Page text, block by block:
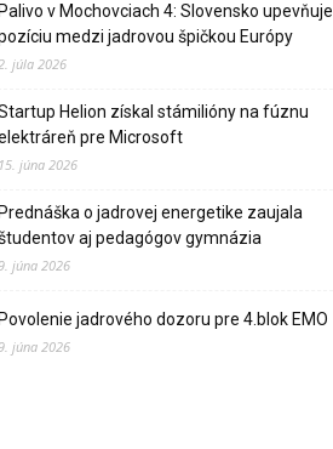
v Mochovciach 4: Slovensko upevňuje
medzi jadrovou špičkou Európy
júla 2026
Helion získal stámilióny na fúznu
pre Microsoft
júna 2026
o jadrovej energetike zaujala
aj pedagógov gymnázia
júna 2026
jadrového dozoru pre 4.blok EMO
júna 2026